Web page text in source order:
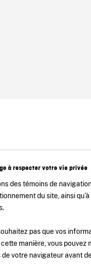
à respecter votre vie privée
des témoins de
du site, ainsi
pas que vos
manière, vous pouvez
de votre navigateur avant